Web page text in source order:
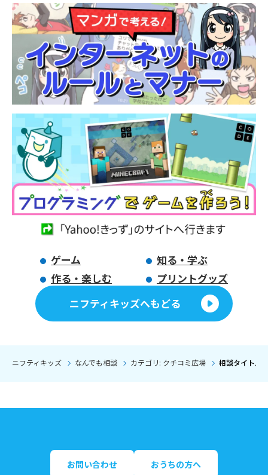
ゲーム
知る・学ぶ
作る・楽しむ
プリントグッズ
ニフティキッズへもどる
ニフティキッズ なんでも相談 カテゴリ: クチコミ広場 相談タイトル:
お問い合わせ おうちの方へ